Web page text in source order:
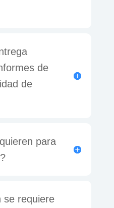
de
de
para
se requiere